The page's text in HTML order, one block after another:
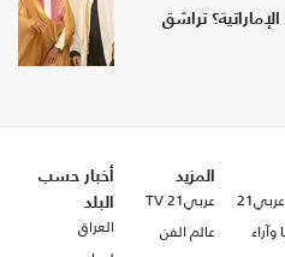
تراشق
المزيد
عربي21 TV
عالم الفن
أخبار حسب
البلد
العراق